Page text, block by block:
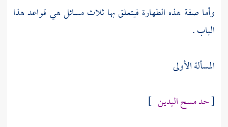
وأما صفة هذه الطهارة فيتعلق بها ثلاث مسائل هي قواعد هذا
الباب .
المسألة الأولى
[حد مسح اليدين ]